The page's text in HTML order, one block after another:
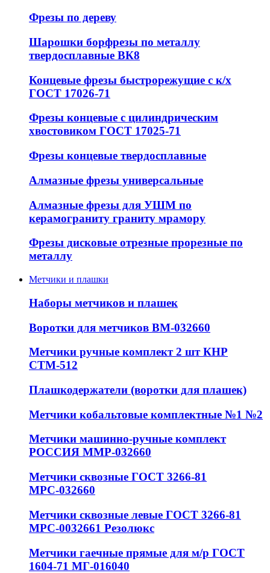
Фрезы по дереву
Шарошки борфрезы по металлу
твердосплавные ВК8
Концевые фрезы быстрорежущие с к/х
ГОСТ 17026-71
Фрезы концевые с цилиндрическим
хвостовиком ГОСТ 17025-71
Фрезы концевые твердосплавные
Алмазные фрезы универсальные
Алмазные фрезы для УШМ по
керамограниту граниту мрамору
Фрезы дисковые отрезные прорезные по
металлу
Метчики и плашки
Наборы метчиков и плашек
Воротки для метчиков ВМ-032660
Метчики ручные комплект 2 шт КНР
СТМ-512
Плашкодержатели (воротки для плашек)
Метчики кобальтовые комплектные №1 №2
Метчики машинно-ручные комплект
РОССИЯ ММР-032660
Метчики сквозные ГОСТ 3266-81
МРС-032660
Метчики сквозные левые ГОСТ 3266-81
МРС-0032661 Резолюкс
Метчики гаечные прямые для м/р ГОСТ
1604-71 МГ-016040